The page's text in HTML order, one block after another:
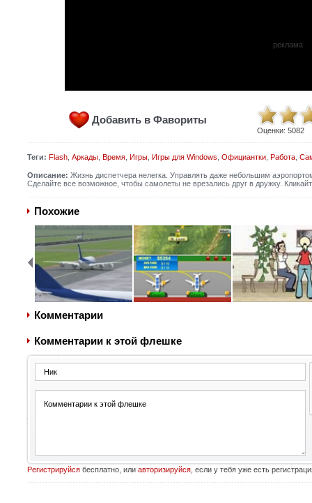
реклама
Добавить в Фавориты
Оценки: 5082
Теги: Flash, Аркады, Время, Игры, Игры для Windows Официантки, Работа,
Описание: Жизнь диспетчера нелегка. Управлять даже небольшим
Сделайте все возможное, чтобы самолеты не врезались друг в дружку.
Похожие
Комментарии
Комментарии к этой флешке
Регистрируйсябесплатно, или авторизируйся, если у тебя уже есть